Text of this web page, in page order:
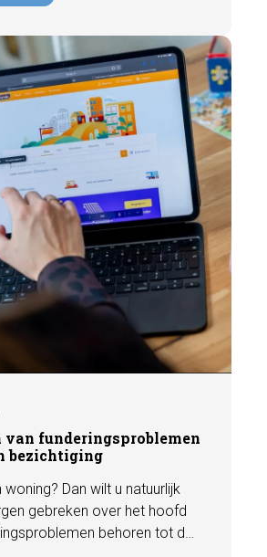
leggen we uit waarom een
belangrijk is en hoe u
dat uw woning optimaal wordt
aan de markt.
van funderingsproblemen
bezichtiging
Dan wilt u natuurlijk
gebreken over het hoofd
behoren tot de